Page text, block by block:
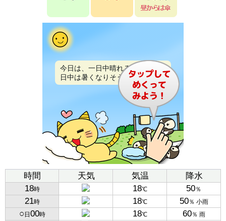
今日は、一日中晴れるでしょう。
日中は暑くなりそうです。
時間 天気 気温
降水
18時 18℃ 50％
21時 18℃ 50％ 小雨
○ 日 00時 18℃ 60％ 雨